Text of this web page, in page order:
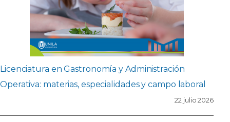
Licenciatura en Gastronomía y Administración
Operativa: materias, especialidades y campo laboral
22 julio 2026